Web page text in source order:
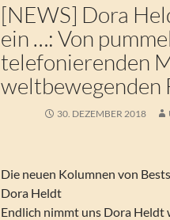
[NEWS] Dora
ein …: Von
telefonierenden
weltbewegenden
30. DEZEMBER 2018
Die neuen Kolumnen von
Dora Heldt
Endlich nimmt uns Dora Heldt